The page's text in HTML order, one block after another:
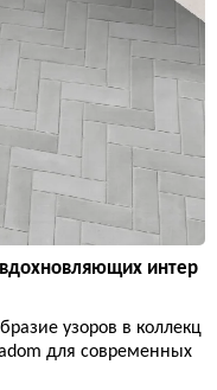
интер
узоров в коллекц
для современных